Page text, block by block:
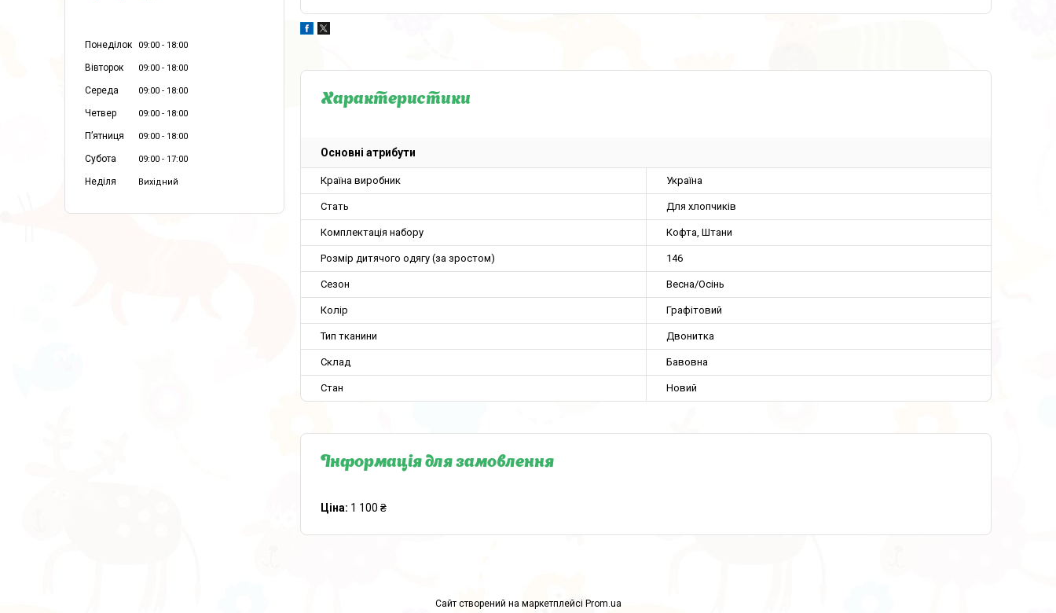
Характеристики
Основні атрибути
Країна виробник Україна
Стать Для хлопчиків
Комплектація набору Кофта, Штани
Розмір дитячого одягу (за зростом) 146
Сезон Весна/Осінь
Колір Графітовий
Тип тканини Двонитка
Склад Бавовна
Стан Новий
Інформація для замовлення
Ціна: 1 100 ₴
Понеділок 09:00 18:00
Вівторок 09:00 18:00
Середа 09:00 18:00
Четвер 09:00 18:00
Пʼятниця 09:00 18:00
Субота 09:00 17:00
Неділя Вихідний
Сайт створений на маркетплейсі Prom.ua